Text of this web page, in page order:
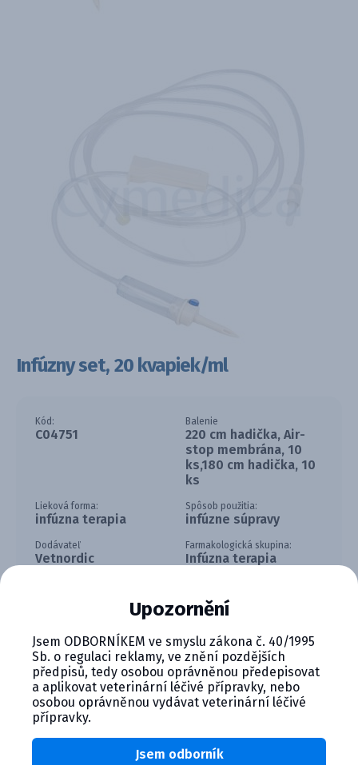
Infúzny set, 20 kvapiek/ml
Kód:
C04751
Balenie
220 cm hadička, Air-
stop membrána, 10
ks,180 cm hadička, 10
ks
Lieková forma:
infúzna terapia
Spôsob použitia:
infúzne súpravy
Dodávateľ
Vetnordic
Farmakologická skupina:
Infúzna terapia
Infúzny set je vhodný na infúziu pomocou tlaku
(pumpou) aj gravitácie.
Upozornění
Jsem ODBORNÍKEM ve smyslu zákona č. 40/1995
Sb. o regulaci reklamy, ve znění pozdějších
předpisů, tedy osobou oprávněnou předepisovat
a aplikovat veterinární léčivé přípravky, nebo
osobou oprávněnou vydávat veterinární léčivé
přípravky.
Jsem odborník